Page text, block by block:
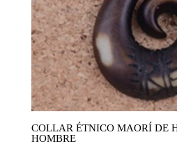
COLLAR ÉTNICO MAORÍ DE
HOMBRE